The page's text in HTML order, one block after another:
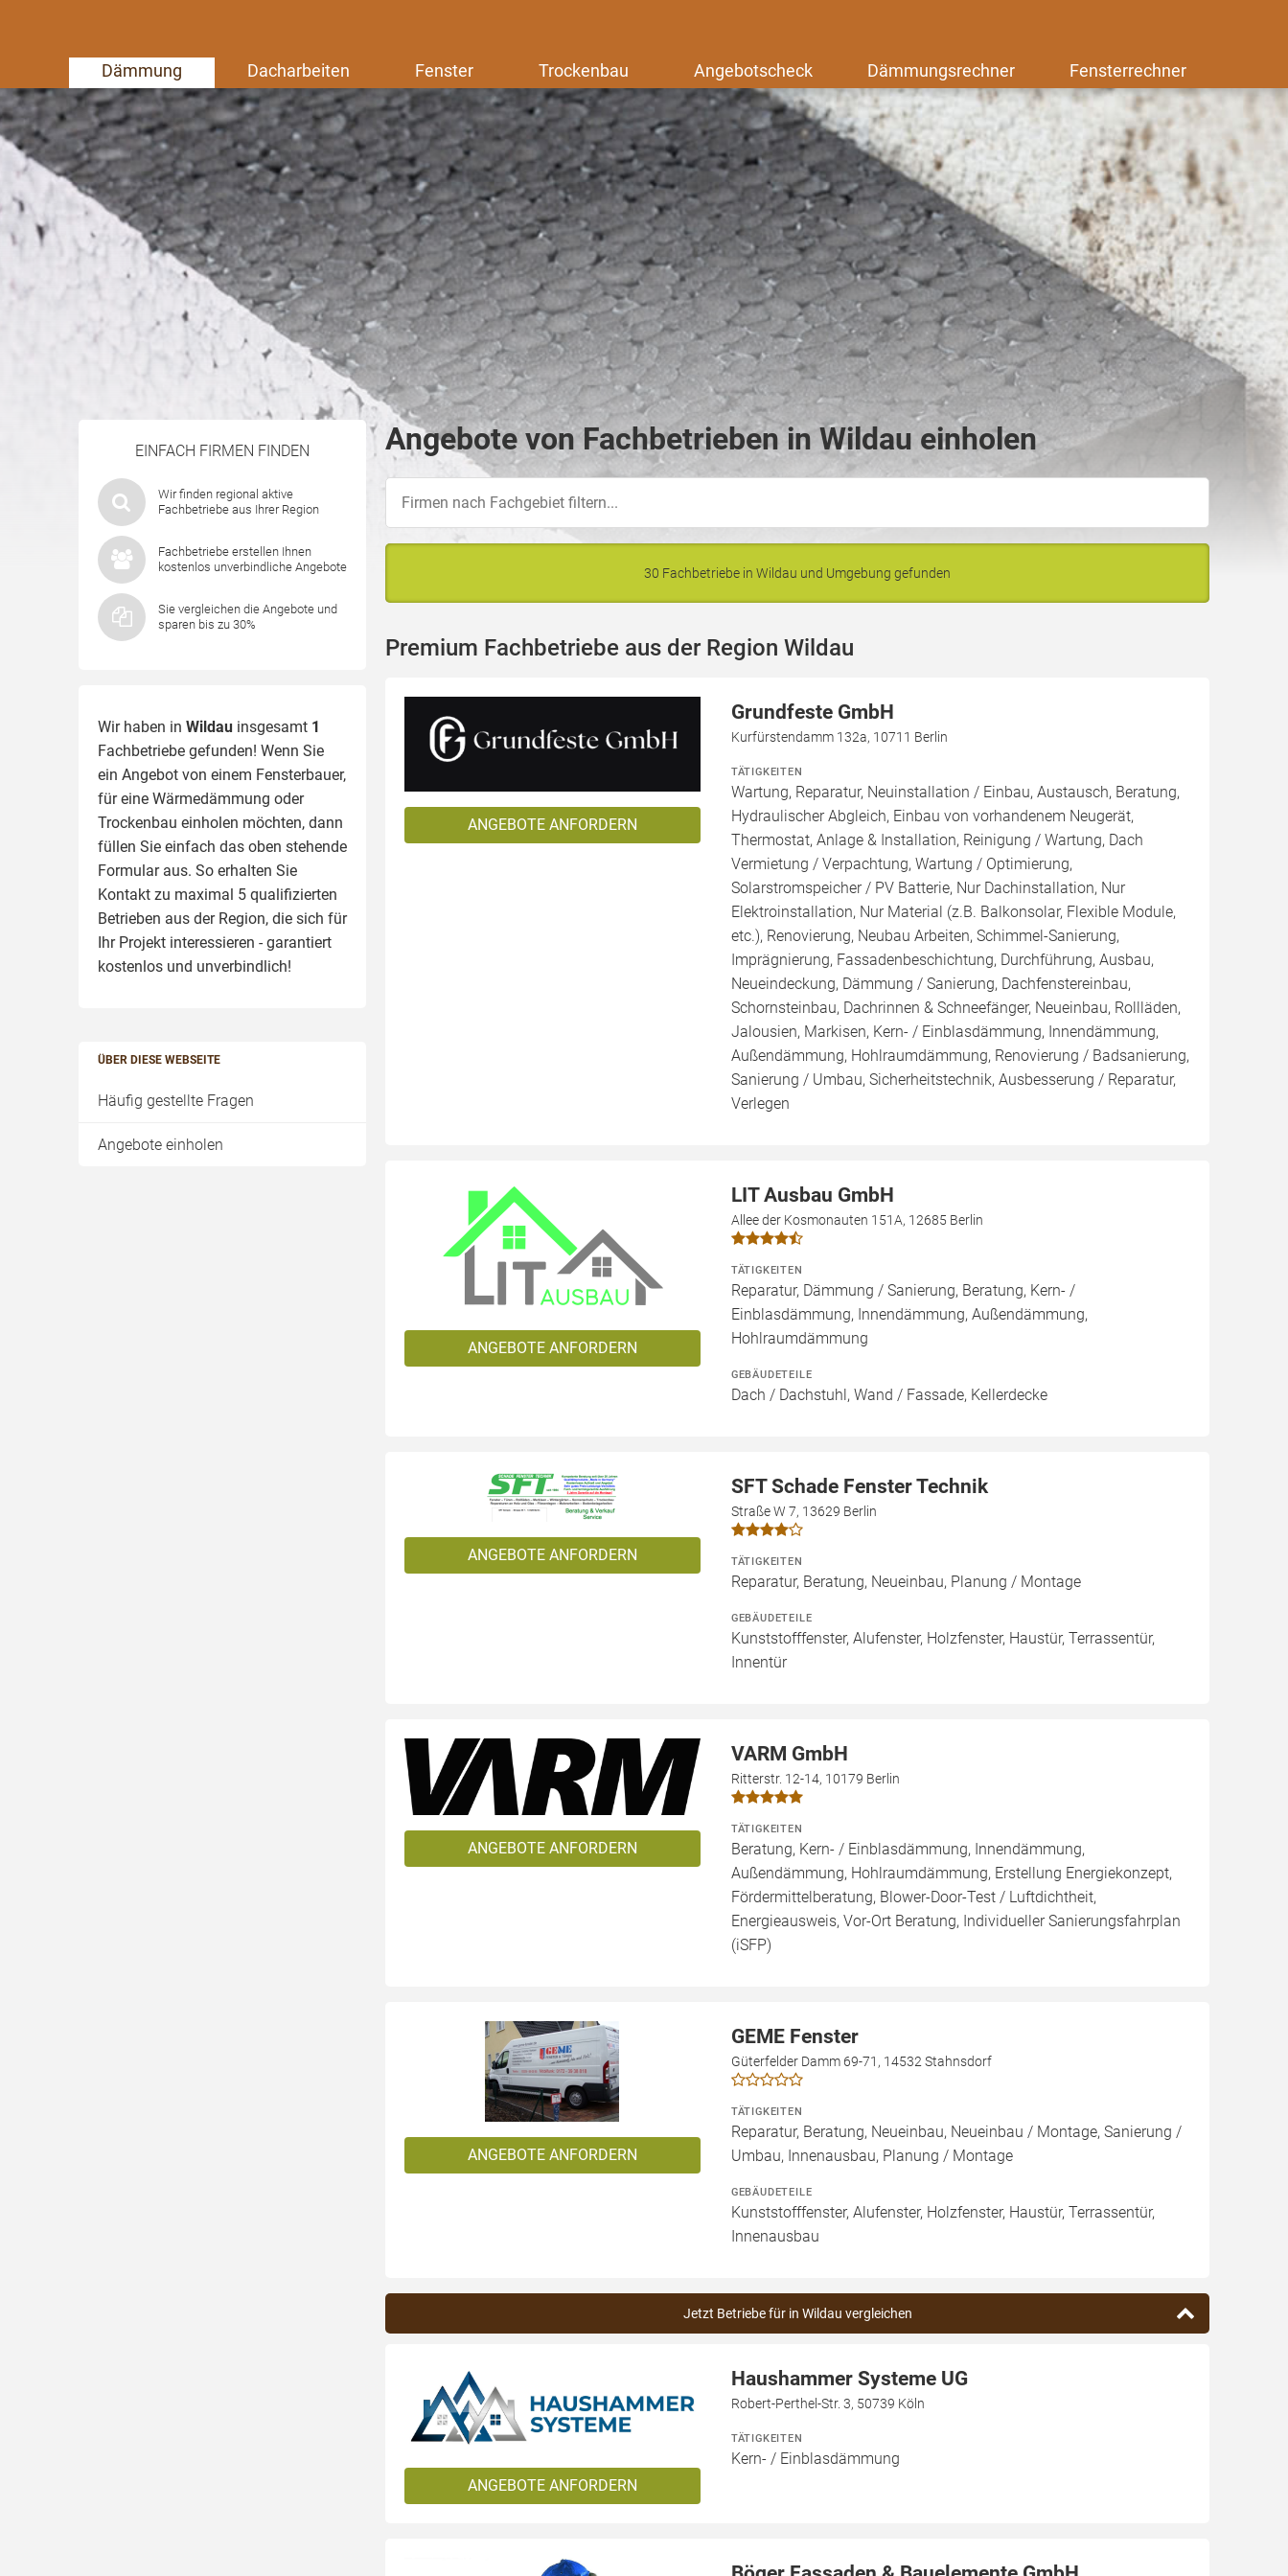
Dämmung Dacharbeiten Fenster Trockenbau Angebotscheck Dämmungsrechner Fensterrechner
EINFACH FIRMEN FINDEN
Wir finden regional aktive
Fachbetriebe aus Ihrer Region
Fachbetriebe erstellen Ihnen
kostenlos unverbindliche Angebote
Sie vergleichen die Angebote und
sparen bis zu 30%
Wir haben in Wildau insgesamt 1
Fachbetriebe gefunden! Wenn Sie
ein Angebot von einem Fensterbauer,
für eine Wärmedämmung oder
Trockenbau einholen möchten, dann
füllen Sie einfach das oben stehende
Formular aus. So erhalten Sie
Kontakt zu maximal 5 qualifizierten
Betrieben aus der Region, die sich für
Ihr Projekt interessieren - garantiert
kostenlos und unverbindlich!
ÜBER DIESE WEBSEITE
Häufig gestellte Fragen
Angebote einholen
Angebote von Fachbetrieben in Wildau einholen
30 Fachbetriebe in Wildau und Umgebung gefunden
Premium Fachbetriebe aus der Region Wildau
ANGEBOTE ANFORDERN
Grundfeste GmbH
Kurfürstendamm 132a, 10711 Berlin
TÄTIGKEITEN
Wartung, Reparatur, Neuinstallation / Einbau, Austausch, Beratung,
Hydraulischer Abgleich, Einbau von vorhandenem Neugerät,
Thermostat, Anlage & Installation, Reinigung / Wartung, Dach
Vermietung / Verpachtung, Wartung / Optimierung,
Solarstromspeicher / PV Batterie, Nur Dachinstallation, Nur
Elektroinstallation, Nur Material (z.B. Balkonsolar, Flexible Module,
etc.), Renovierung, Neubau Arbeiten, Schimmel-Sanierung,
Imprägnierung, Fassadenbeschichtung, Durchführung, Ausbau,
Neueindeckung, Dämmung / Sanierung, Dachfenstereinbau,
Schornsteinbau, Dachrinnen & Schneefänger, Neueinbau, Rollläden,
Jalousien, Markisen, Kern- / Einblasdämmung, Innendämmung,
Außendämmung, Hohlraumdämmung, Renovierung / Badsanierung,
Sanierung / Umbau, Sicherheitstechnik, Ausbesserung / Reparatur,
Verlegen
ANGEBOTE ANFORDERN
LIT Ausbau GmbH
Allee der Kosmonauten 151A, 12685 Berlin
TÄTIGKEITEN
Reparatur, Dämmung / Sanierung, Beratung, Kern- /
Einblasdämmung, Innendämmung, Außendämmung,
Hohlraumdämmung
GEBÄUDETEILE
Dach / Dachstuhl, Wand / Fassade, Kellerdecke
ANGEBOTE ANFORDERN
SFT Schade Fenster Technik
Straße W 7, 13629 Berlin
TÄTIGKEITEN
Reparatur, Beratung, Neueinbau, Planung / Montage
GEBÄUDETEILE
Kunststofffenster, Alufenster, Holzfenster, Haustür, Terrassentür,
Innentür
ANGEBOTE ANFORDERN
VARM GmbH
Ritterstr. 12-14, 10179 Berlin
TÄTIGKEITEN
Beratung, Kern- / Einblasdämmung, Innendämmung,
Außendämmung, Hohlraumdämmung, Erstellung Energiekonzept,
Fördermittelberatung, Blower-Door-Test / Luftdichtheit,
Energieausweis, Vor-Ort Beratung, Individueller Sanierungsfahrplan
(iSFP)
ANGEBOTE ANFORDERN
GEME Fenster
Güterfelder Damm 69-71, 14532 Stahnsdorf
TÄTIGKEITEN
Reparatur, Beratung, Neueinbau, Neueinbau / Montage, Sanierung /
Umbau, Innenausbau, Planung / Montage
GEBÄUDETEILE
Kunststofffenster, Alufenster, Holzfenster, Haustür, Terrassentür,
Innenausbau
Jetzt Betriebe für in Wildau vergleichen
ANGEBOTE ANFORDERN
Haushammer Systeme UG
Robert-Perthel-Str. 3, 50739 Köln
TÄTIGKEITEN
Kern- / Einblasdämmung